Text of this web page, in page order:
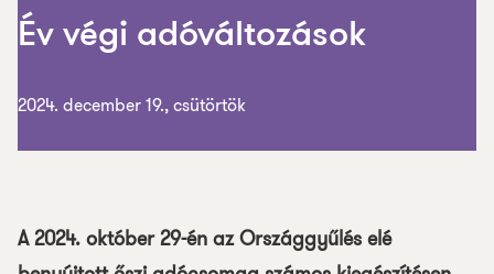
Év végi adóváltozások
2024. december 19., csütörtök
A 2024. október 29-én az Országgyűlés elé